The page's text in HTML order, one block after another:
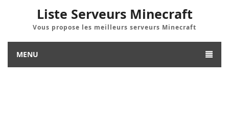
Liste Serveurs Minecraft
Vous propose les meilleurs serveurs Minecraft
MENU